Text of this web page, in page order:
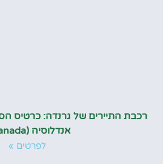
רכבת התיירים של גרנדה: כרטיס
אנדלוסיה (Granada)
לפרטים »